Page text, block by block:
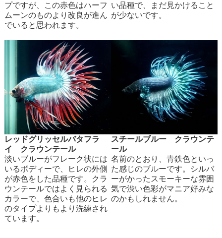
プですが、この赤色はハーフ
ムーンのものより改良が進ん
でいると思われます。
い品種で、まだ見かけること
が少ないです。
レッドグリッセルバタフラ
イ クラウンテール
スチールブルー クラウンテ
ール
淡いブルーがフレーク状には
いるボディーで、ヒレの外側
が赤色をした品種です。クラ
ウンテールではよく見られる
カラーで、色合いも他のヒレ
のタイプよりもより洗練され
ています。
名前のとおり、青鉄色といっ
た感じのブルーです。シルバ
ーがかったスモーキーな雰囲
気で渋い色彩がマニア好みな
のかもしれません。